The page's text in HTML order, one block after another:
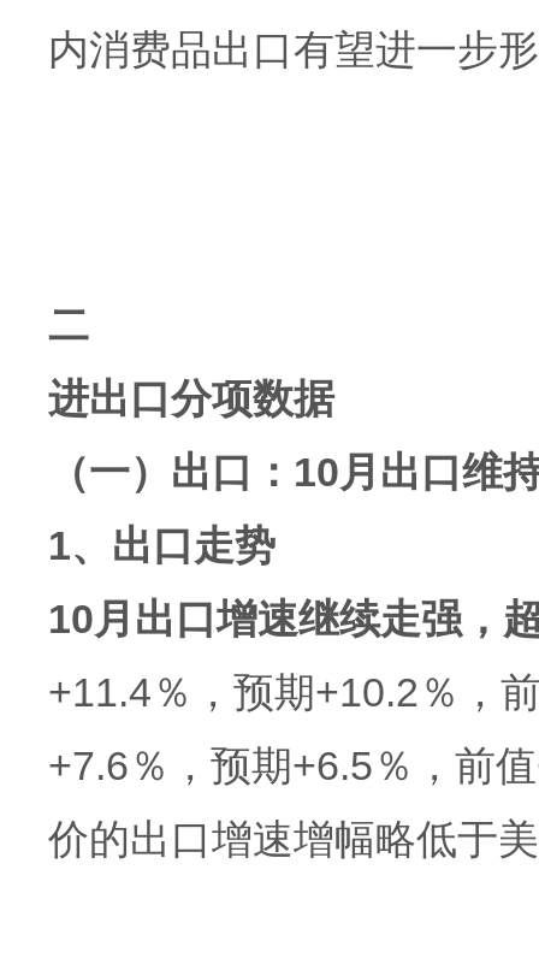
内消费品出口有望进一步
二
进出口分项数据
（一）出口：10月出口维
1、出口走势
10月出口增速继续走强，
+11.4％，预期+10.2％，
+7.6％，预期+6.5％，前
价的出口增速增幅略低于